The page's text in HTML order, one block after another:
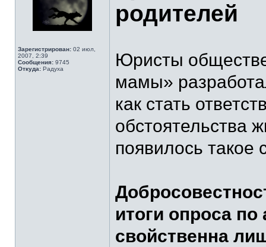
Зарегистрирован: 02 июл,
2007, 2:39
Сообщения: 9745
Откуда: Радуха
родителей
Юристы
мамы»
как стать
обстоятельства
появилось такое
итоги опроса
свойственна